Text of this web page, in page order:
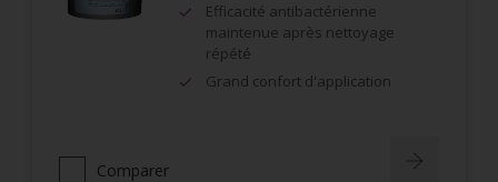
Efficacité antibactérienne
maintenue après nettoyage
répété
Grand confort d'application
Comparer